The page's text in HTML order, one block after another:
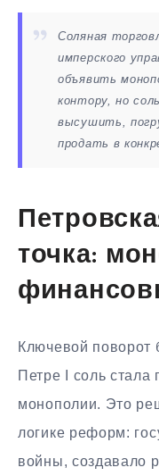
Соляная
имперского
объявить
контору, но
высушить,
продать в
точка:
Ключевой поворот
Петре I соль стала
монополии. Это
логике реформ:
войны, создавало